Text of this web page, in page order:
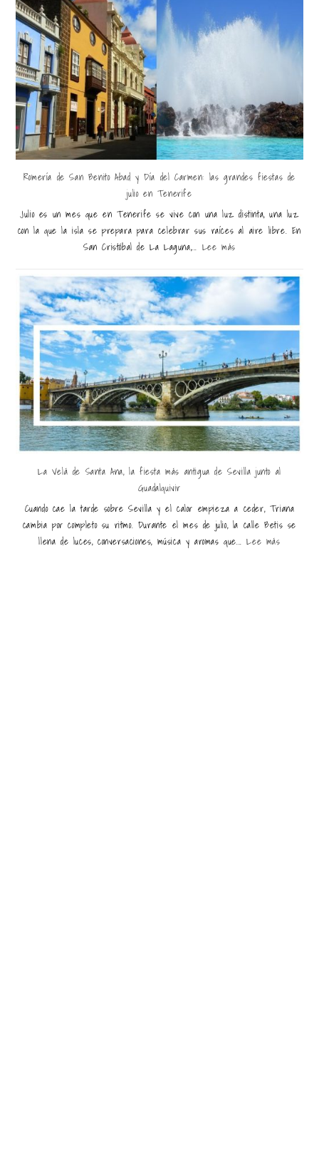
Romería de San Benito Abad y Día del Carmen: las grandes fiestas de
julio en Tenerife
Julio es un mes que en Tenerife se vive con una luz distinta, una luz
con la que la isla se prepara para celebrar sus raíces al aire libre. En
San Cristóbal de La Laguna,... Lee más
La Velá de Santa Ana, la fiesta más antigua de Sevilla junto al
Guadalquivir
Cuando cae la tarde sobre Sevilla y el calor empieza a ceder, Triana
cambia por completo su ritmo. Durante el mes de julio, la calle Betis se
llena de luces, conversaciones, música y aromas que...Lee más